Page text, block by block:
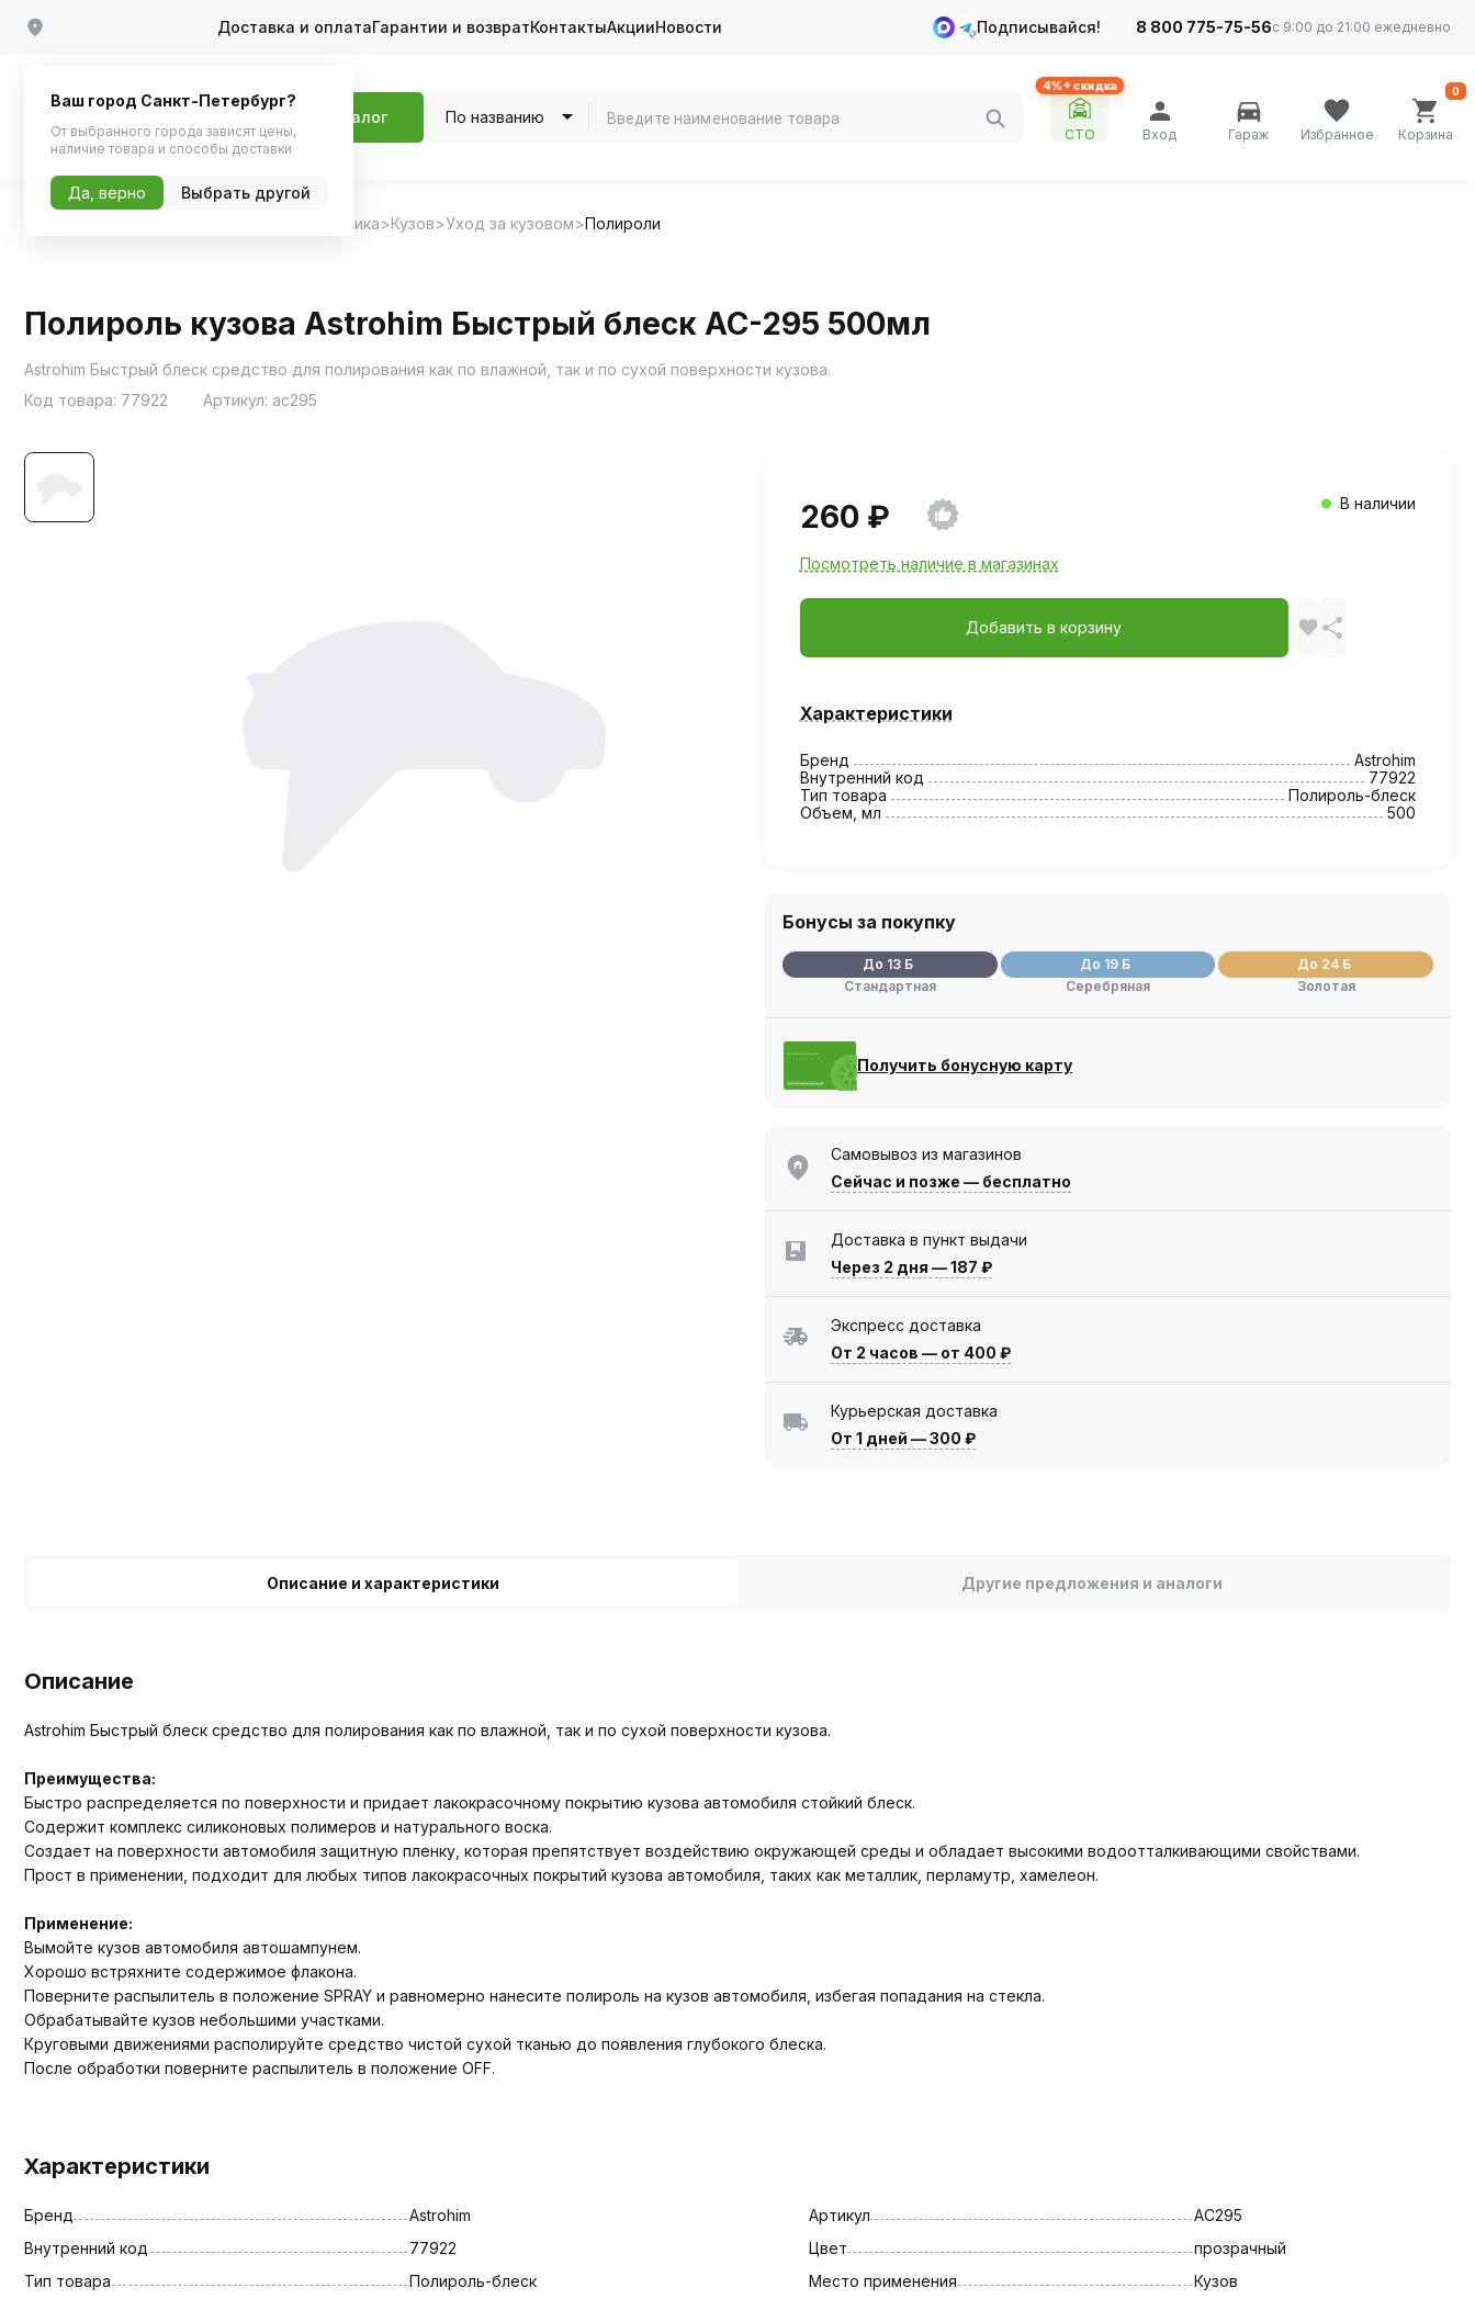
Доставка и оплатаГарантии и возвратКонтактыАкцииНовости Подписывайся! 8 800 775-75-56с 9:00 до 21:00 ежедневно
Каталог По названию
4%+ скидка
СТО Вход Гараж Избранное Корзина
0
Автохимия, Автокосметика Кузов Уход за кузовом Полироли
Полироль кузова Astrohim Быстрый блеск AC-295 500мл
Astrohim Быстрый блеск средство для полирования как по влажной, так и по сухой поверхности кузова.
Код товара: 77922 Артикул: ac295
260 ₽ В наличии
Посмотреть наличие в магазинах
Добавить в корзину
Характеристики
Бренд
Astrohim
Внутренний код
77922
Тип товара
Полироль-блеск
Объем, мл
500
Бонусы за покупку
До 13 Б
Стандартная
До 19 Б
Серебряная
До 24 Б
Золотая
Получить бонусную карту
Самовывоз из магазинов
Сейчас и позже — бесплатно
Доставка в пункт выдачи
Через 2 дня —187 ₽
Экспресс доставка
От 2 часов — от 400 ₽
Курьерская доставка
От 1 дней —300 ₽
Описание и характеристики Другие предложения и аналоги
Описание
Astrohim Быстрый блеск средство для полирования как по влажной, так и по сухой поверхности кузова.
Преимущества:
Быстро распределяется по поверхности и придает лакокрасочному покрытию кузова автомобиля стойкий блеск.
Содержит комплекс силиконовых полимеров и натурального воска.
Создает на поверхности автомобиля защитную пленку, которая препятствует воздействию окружающей среды и обладает высокими водоотталкивающими свойствами.
Прост в применении, подходит для любых типов лакокрасочных покрытий кузова автомобиля, таких как металлик, перламутр, хамелеон.
Применение:
Вымойте кузов автомобиля автошампунем.
Хорошо встряхните содержимое флакона.
Поверните распылитель в положение SPRAY и равномерно нанесите полироль на кузов автомобиля, избегая попадания на стекла.
Обрабатывайте кузов небольшими участками.
Круговыми движениями располируйте средство чистой сухой тканью до появления глубокого блеска.
После обработки поверните распылитель в положение OFF.
Характеристики
Бренд
Astrohim
Внутренний код
77922
Тип товара
Полироль-блеск
Артикул
AC295
Цвет
прозрачный
Место применения
Кузов
Ваш город Санкт-Петербург?
От выбранного города зависят цены,
наличие товара и способы доставки
Да, верно Выбрать другой